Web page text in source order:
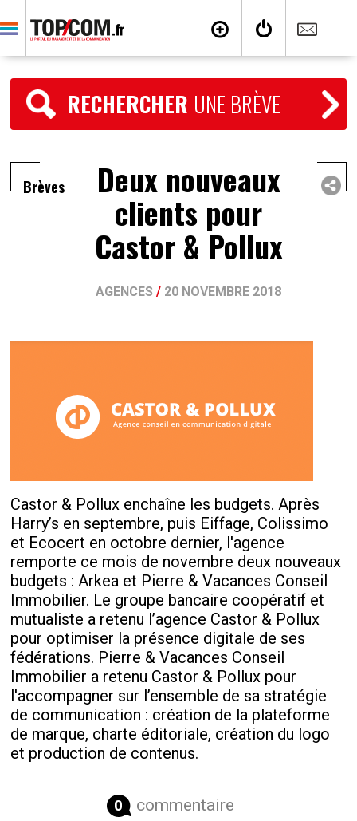
RECHERCHER UNE BRÈVE
Brèves Deux nouveaux
clients pour
Castor & Pollux
AGENCES / 20 NOVEMBRE 2018
Castor & Pollux enchaîne les budgets. Après
Harry’s en septembre, puis Eiffage, Colissimo
et Ecocert en octobre dernier, l'agence
remporte ce mois de novembre deux nouveaux
budgets : Arkea et Pierre & Vacances Conseil
Immobilier. Le groupe bancaire coopératif et
mutualiste a retenu l’agence Castor & Pollux
pour optimiser la présence digitale de ses
fédérations. Pierre & Vacances Conseil
Immobilier a retenu Castor & Pollux pour
l'accompagner sur l’ensemble de sa stratégie
de communication : création de la plateforme
de marque, charte éditoriale, création du logo
et production de contenus.
0 commentaire